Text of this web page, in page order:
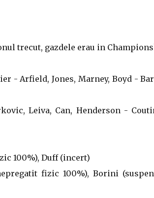
trecut, gazdele erau in
- Arfield, Jones, Marney, Boyd -
Leiva, Can, Henderson -
100%), Duff (incert)
fizic 100%), Borini